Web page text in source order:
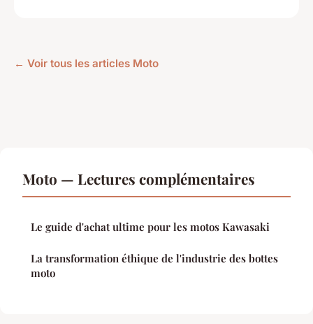
← Voir tous les articles Moto
Moto — Lectures complémentaires
Le guide d'achat ultime pour les motos Kawasaki
La transformation éthique de l'industrie des bottes
moto